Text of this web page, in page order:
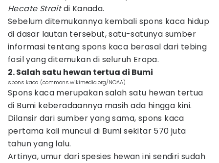
Hecate Straitdi Kanada.
Sebelum ditemukannya kembali spons kaca hidup
di dasar lautan tersebut, satu-satunya sumber
informasi tentang spons kaca berasal dari tebing
fosil yang ditemukan di seluruh Eropa.
2. Salah satu hewan tertua di Bumi
spons kaca (commons.wikimedia.org/NOAA)
Spons kaca merupakan salah satu hewan tertua
di Bumi keberadaannya masih ada hingga kini.
Dilansir dari sumber yang sama, spons kaca
pertama kali muncul di Bumi sekitar 570 juta
tahun yang lalu.
Artinya, umur dari spesies hewan ini sendiri sudah